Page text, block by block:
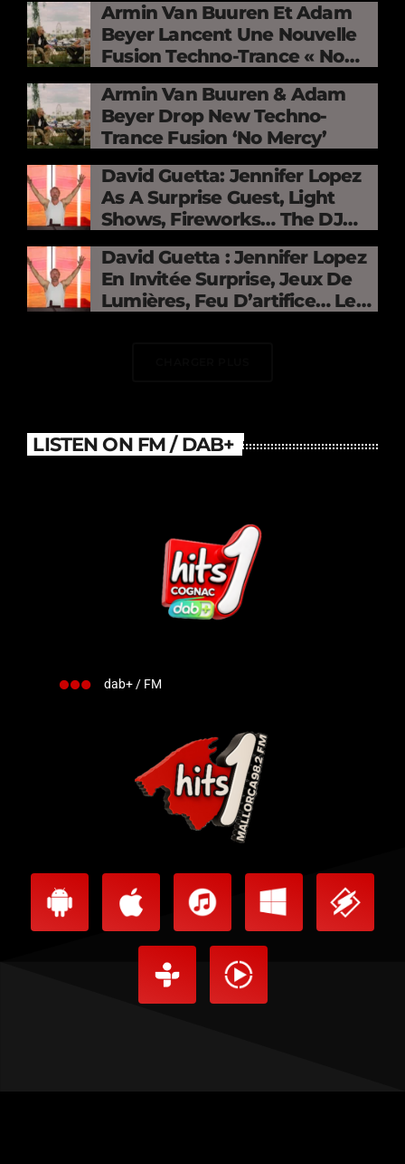
Armin Van Buuren Et Adam
Beyer Lancent Une Nouvelle
Fusion Techno-Trance « No
Mercy »
Armin Van Buuren & Adam
Beyer Drop New Techno-
Trance Fusion ‘No Mercy’
David Guetta: Jennifer Lopez
As A Surprise Guest, Light
Shows, Fireworks… The DJ
Electrifies The Stade De
France
David Guetta : Jennifer Lopez
En Invitée Surprise, Jeux De
Lumières, Feu D’artifice… Le
LISTEN ON FM / DAB+
dab+ / FM